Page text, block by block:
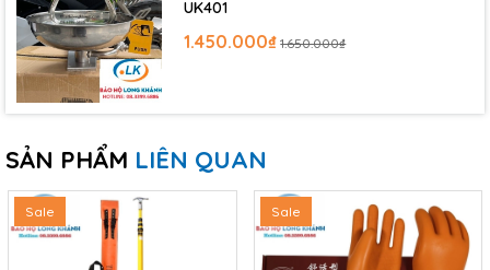
UK401
1.450.000₫ 1.650.000₫
SẢN PHẨM LIÊN QUAN
Sale Sale